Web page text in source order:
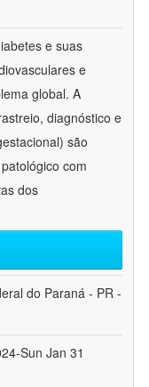
e suas
e
global. A
diagnóstico e
são
com
dos
do Paraná - PR -
Sun Jan 31